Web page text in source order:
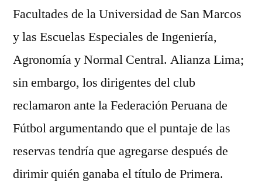
Facultades de la Universidad de San Marcos
y las Escuelas Especiales de Ingeniería,
Agronomía y Normal Central. Alianza Lima;
sin embargo, los dirigentes del club
reclamaron ante la Federación Peruana de
Fútbol argumentando que el puntaje de las
reservas tendría que agregarse después de
dirimir quién ganaba el título de Primera.